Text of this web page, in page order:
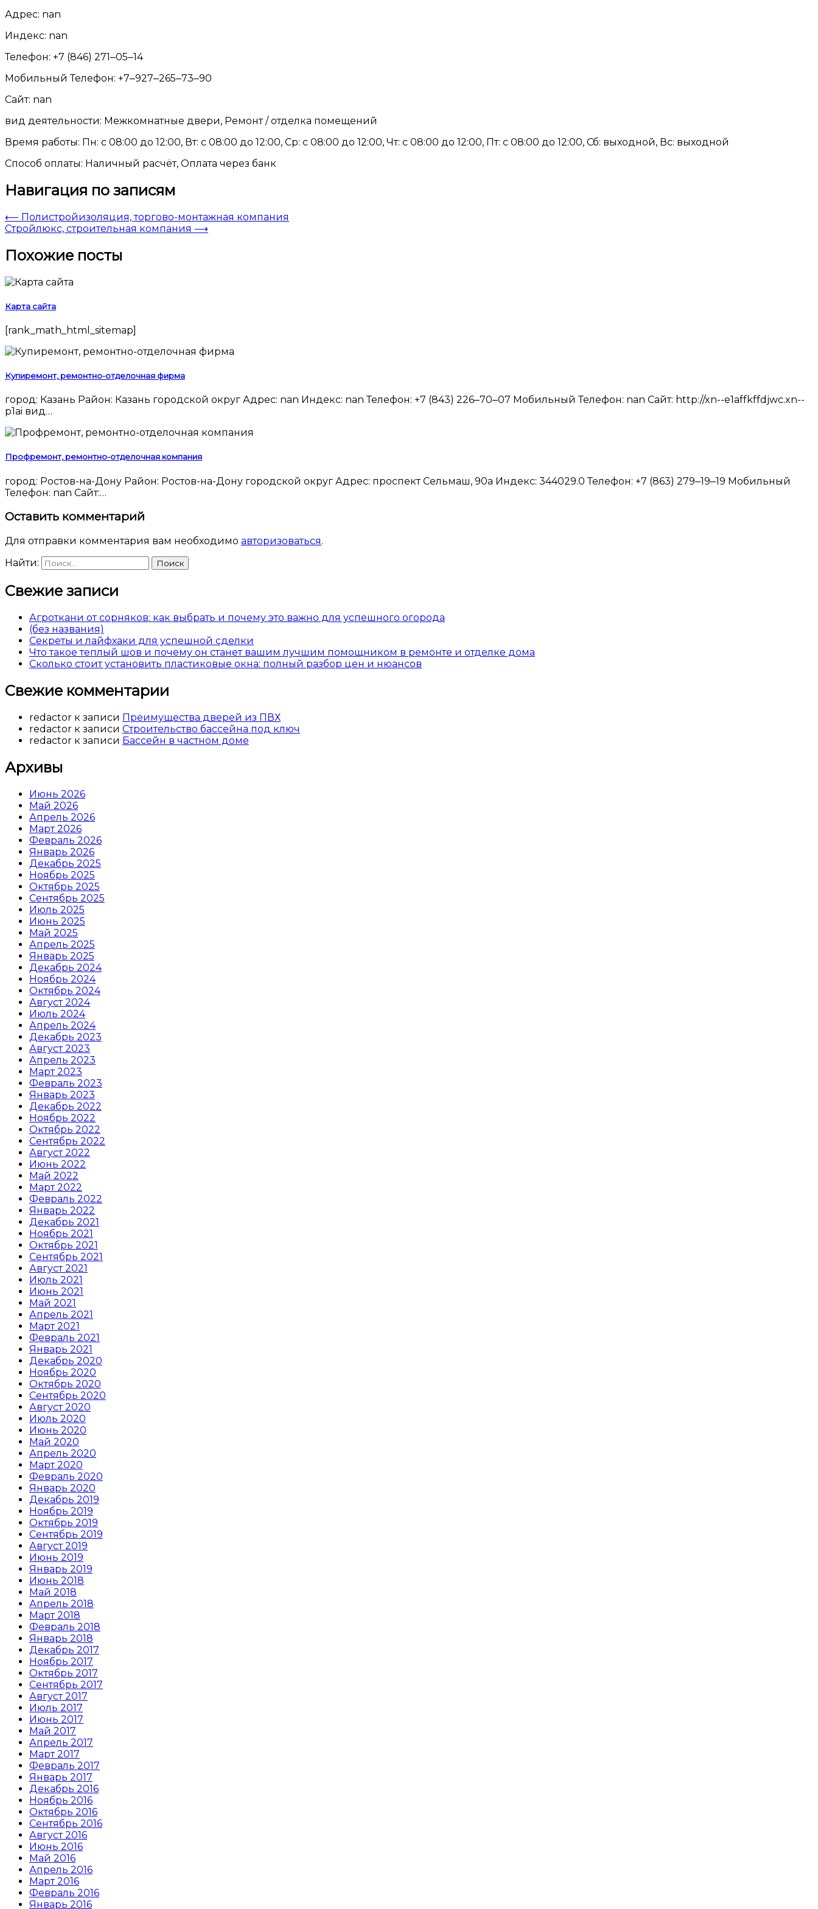
Адрес: nan
Индекс: nan
Телефон: +7 (846) 271‒05‒14
Мобильный Телефон: +7‒927‒265‒73‒90
Сайт: nan
вид деятельности: Межкомнатные двери, Ремонт / отделка помещений
Время работы: Пн: с 08:00 до 12:00, Вт: с 08:00 до 12:00, Ср: с 08:00 до 12:00, Чт: с 08:00 до 12:00, Пт: с 08:00 до 12:00, Сб: выходной, Вс: выходной
Способ оплаты: Наличный расчёт, Оплата через банк
Навигация по записям
⟵ Полистройизоляция, торгово-монтажная компания
Стройлюкс, строительная компания ⟶
Похожие посты
Карта сайта
[rank_math_html_sitemap]
Купиремонт, ремонтно-отделочная фирма
город: Казань Район: Казань городской округ Адрес: nan Индекс: nan Телефон: +7 (843) 226‒70‒07 Мобильный Телефон: nan Сайт: http://xn--e1affkffdjwc.xn--
p1ai вид…
Профремонт, ремонтно-отделочная компания
город: Ростов-на-Дону Район: Ростов-на-Дону городской округ Адрес: проспект Сельмаш, 90а Индекс: 344029.0 Телефон: +7 (863) 279‒19‒19 Мобильный
Телефон: nan Сайт:…
Оставить комментарий
Для отправки комментария вам необходимо авторизоваться.
Найти:
Свежие записи
Агроткани от сорняков: как выбрать и почему это важно для успешного огорода
(без названия)
Секреты и лайфхаки для успешной сделки
Что такое теплый шов и почему он станет вашим лучшим помощником в ремонте и отделке дома
Сколько стоит установить пластиковые окна: полный разбор цен и нюансов
Свежие комментарии
redactor к записи Преимущества дверей из ПВХ
redactor к записи Строительство бассейна под ключ
redactor к записи Бассейн в частном доме
Архивы
Июнь 2026
Май 2026
Апрель 2026
Март 2026
Февраль 2026
Январь 2026
Декабрь 2025
Ноябрь 2025
Октябрь 2025
Сентябрь 2025
Июль 2025
Июнь 2025
Май 2025
Апрель 2025
Январь 2025
Декабрь 2024
Ноябрь 2024
Октябрь 2024
Август 2024
Июль 2024
Апрель 2024
Декабрь 2023
Август 2023
Апрель 2023
Март 2023
Февраль 2023
Январь 2023
Декабрь 2022
Ноябрь 2022
Октябрь 2022
Сентябрь 2022
Август 2022
Июнь 2022
Май 2022
Март 2022
Февраль 2022
Январь 2022
Декабрь 2021
Ноябрь 2021
Октябрь 2021
Сентябрь 2021
Август 2021
Июль 2021
Июнь 2021
Май 2021
Апрель 2021
Март 2021
Февраль 2021
Январь 2021
Декабрь 2020
Ноябрь 2020
Октябрь 2020
Сентябрь 2020
Август 2020
Июль 2020
Июнь 2020
Май 2020
Апрель 2020
Март 2020
Февраль 2020
Январь 2020
Декабрь 2019
Ноябрь 2019
Октябрь 2019
Сентябрь 2019
Август 2019
Июнь 2019
Январь 2019
Июнь 2018
Май 2018
Апрель 2018
Март 2018
Февраль 2018
Январь 2018
Декабрь 2017
Ноябрь 2017
Октябрь 2017
Сентябрь 2017
Август 2017
Июль 2017
Июнь 2017
Май 2017
Апрель 2017
Март 2017
Февраль 2017
Январь 2017
Декабрь 2016
Ноябрь 2016
Октябрь 2016
Сентябрь 2016
Август 2016
Июнь 2016
Май 2016
Апрель 2016
Март 2016
Февраль 2016
Январь 2016